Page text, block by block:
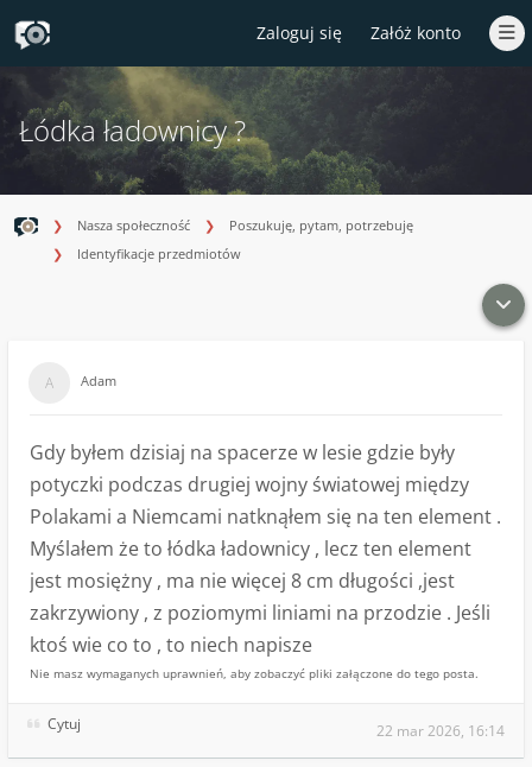
Zaloguj się Załóż konto
Łódka ładownicy ?
Nasza społeczność
Poszukuję, pytam, potrzebuję
Identyfikacje przedmiotów
Adam
Gdy byłem dzisiaj na spacerze w lesie gdzie były
potyczki podczas drugiej wojny światowej między
Polakami a Niemcami natknąłem się na ten element .
Myślałem że to łódka ładownicy , lecz ten element
jest mosiężny , ma nie więcej 8 cm długości ,jest
zakrzywiony , z poziomymi liniami na przodzie . Jeśli
ktoś wie co to , to niech napisze
Nie masz wymaganych uprawnień, aby zobaczyć pliki załączone do tego posta.
Cytuj 22 mar 2026, 16:14